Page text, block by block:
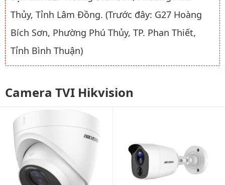
Thủy, Tỉnh Lâm Đồng. (Trước đây: G27 Hoàng
Bích Sơn, Phường Phú Thủy, TP. Phan Thiết,
Tỉnh Bình Thuận)
Camera TVI Hikvision